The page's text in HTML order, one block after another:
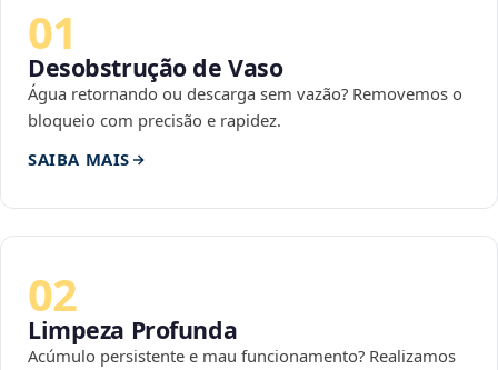
01
Desobstrução de Vaso
Água retornando ou descarga sem vazão? Removemos o
bloqueio com precisão e rapidez.
SAIBA MAIS
02
Limpeza Profunda
Acúmulo persistente e mau funcionamento? Realizamos